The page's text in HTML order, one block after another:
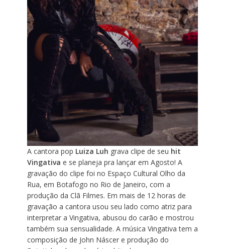
A cantora pop Luiza Luh grava clipe de seu hit
Vingativa e se planeja pra lançar em Agosto! A
gravação do clipe foi no Espaço Cultural Olho da
Rua, em Botafogo no Rio de Janeiro, com a
produção da Clã Filmes. Em mais de 12 horas de
gravação a cantora usou seu lado como atriz para
interpretar a Vingativa, abusou do carão e mostrou
também sua sensualidade. A música Vingativa tem a
composição de John Náscer e produção do